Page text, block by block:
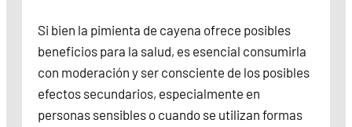
Si bien la pimienta de cayena ofrece posibles
beneficios para la salud, es esencial consumirla
con moderación y ser consciente de los posibles
efectos secundarios, especialmente en
personas sensibles o cuando se utilizan formas